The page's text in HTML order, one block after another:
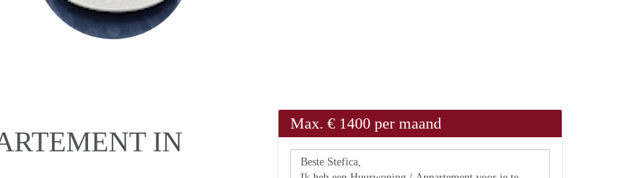
Alle veelgestelde vragen
IN
Max. € 1400 per maand